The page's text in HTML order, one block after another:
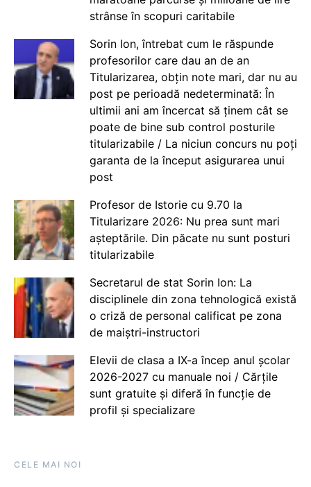
strânse în scopuri caritabile
Sorin Ion, întrebat cum le răspunde
profesorilor care dau an de an
Titularizarea, obțin note mari, dar nu au
post pe perioadă nedeterminată: În
ultimii ani am încercat să ținem cât se
poate de bine sub control posturile
titularizabile / La niciun concurs nu poți
garanta de la început asigurarea unui
post
Profesor de Istorie cu 9.70 la
Titularizare 2026: Nu prea sunt mari
așteptările. Din păcate nu sunt posturi
titularizabile
Secretarul de stat Sorin Ion: La
disciplinele din zona tehnologică există
o criză de personal calificat pe zona
de maiștri-instructori
Elevii de clasa a IX-a încep anul școlar
2026-2027 cu manuale noi / Cărțile
sunt gratuite și diferă în funcție de
profil și specializare
CELE MAI NOI